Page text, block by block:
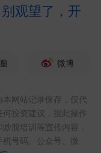
观望了，开
微博
网站记录保存，仅代
投资建议，据此操作
股培训等宣传内容，
号码、公众号、微